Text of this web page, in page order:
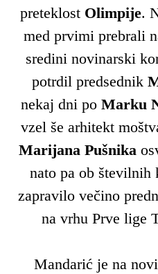
preteklost Olimpije.
med prvimi prebrali
sredini novinarski
potrdil predsednik
nekaj dni po Marku
vzel še arhitekt
Marijana Pušnika
nato pa ob številnih
zapravilo večino
na vrhu Prve lige
Mandarić je na